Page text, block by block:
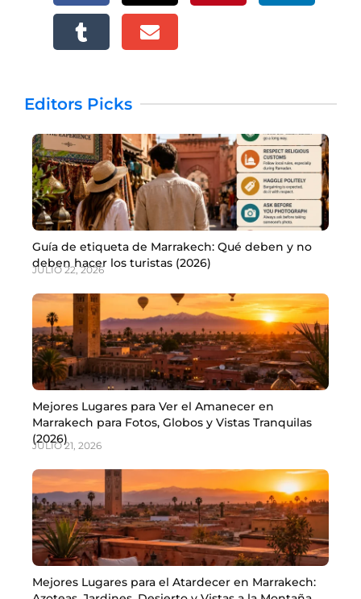
Editors Picks
Guía de etiqueta de Marrakech: Qué deben y no
deben hacer los turistas (2026)
JULIO 22, 2026
Mejores Lugares para Ver el Amanecer en
Marrakech para Fotos, Globos y Vistas Tranquilas
(2026)
JULIO 21, 2026
Mejores Lugares para el Atardecer en Marrakech: